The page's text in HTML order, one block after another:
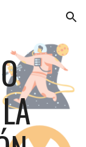
Skip to navigation